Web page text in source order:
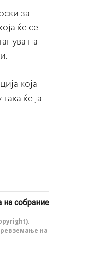
за
ќе се
на
која
ќе ја
на собрание
на